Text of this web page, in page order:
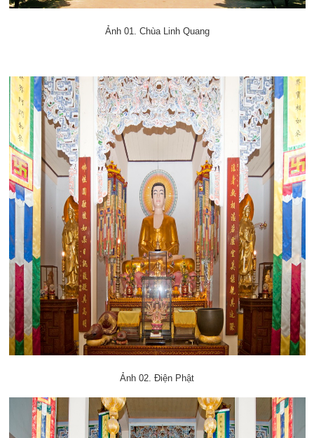
Ảnh 01. Chùa Linh Quang
Ảnh 02. Điện Phật